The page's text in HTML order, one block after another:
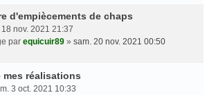
d'empiècements de chaps
nov. 2021 21:37
par equicuir89 » sam. 20 nov. 2021 00:50
mes réalisations
3 oct. 2021 10:33